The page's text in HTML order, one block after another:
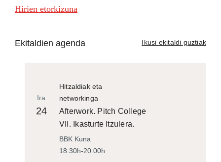
Hirien etorkizuna
Ekitaldien agenda Ikusi ekitaldi guztiak
Hitzaldiak eta
networkinga
Ira
24
Afterwork. Pitch College
VII. Ikasturte Itzulera.
BBK Kuna
18:30h-20:00h